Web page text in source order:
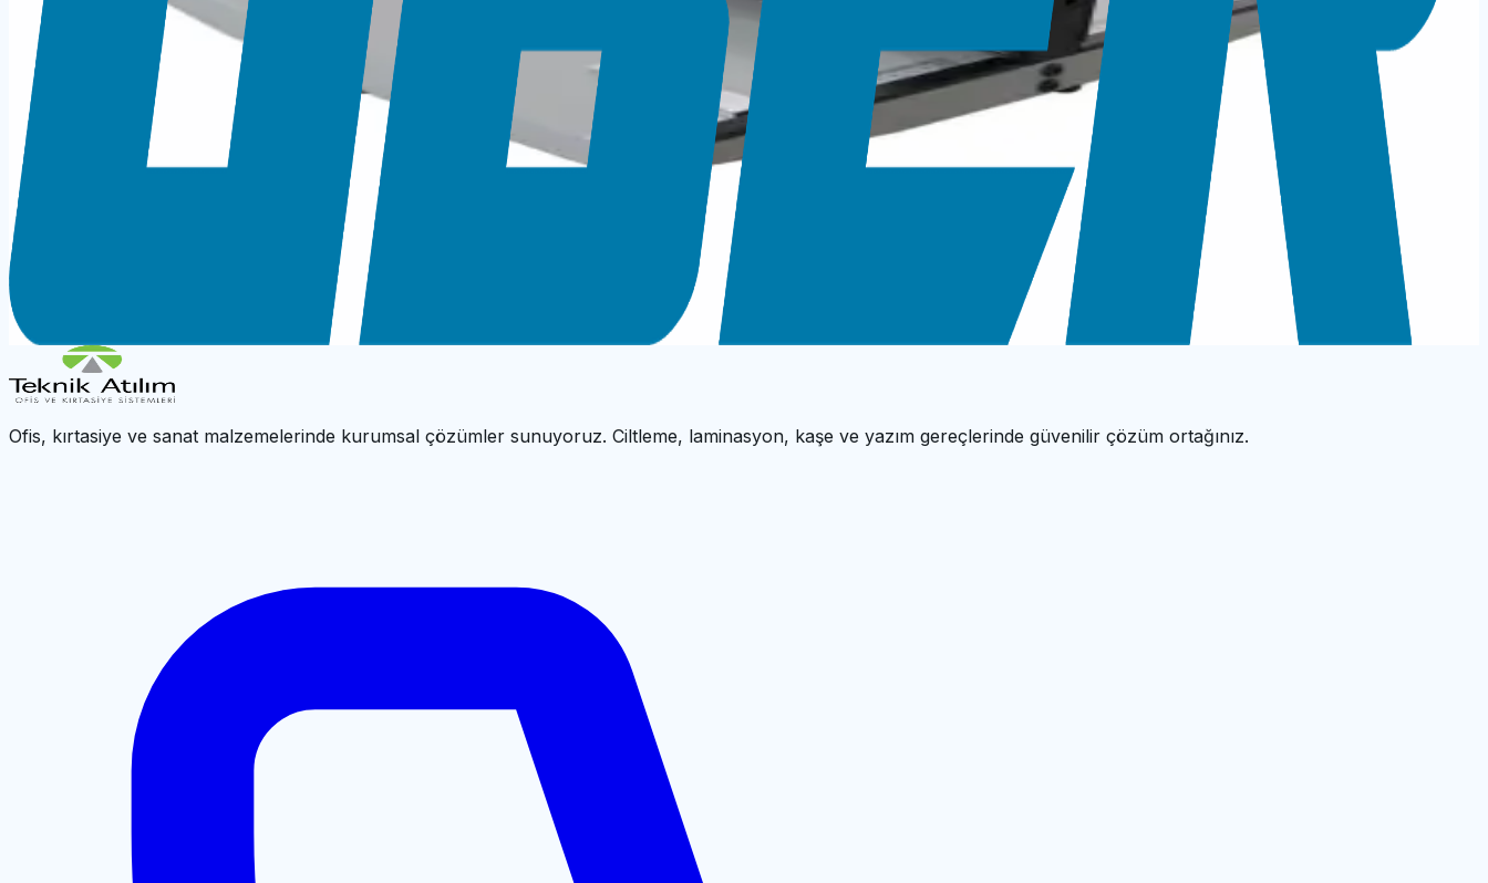
Ürün Tipi
Kağit Kirma
Model
← Kategoriye Dön
Aynı Kategoriden Ürünler
UBER 12A KAĞIT KIRMA VE PERFORAJ MAKİNASI - 460MM
UBER 16B KAĞIT KIRMA MAKİNASI - 550MM
UBER 470A KAĞIT KIRMA VE PERFORAJ MAKİNESİ - 460MM
UBER 660E KAĞIT KIRMA VE PERFORAJ MAKİNESİ - 660MM
←
Ofis, kırtasiye ve sanat malzemelerinde kurumsal çözümler sunuyoruz. Ciltleme, laminasyon, kaşe ve yazım gereçlerinde güvenilir çözüm ortağınız.